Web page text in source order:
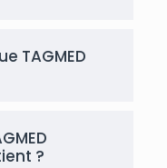
TAGMED
?